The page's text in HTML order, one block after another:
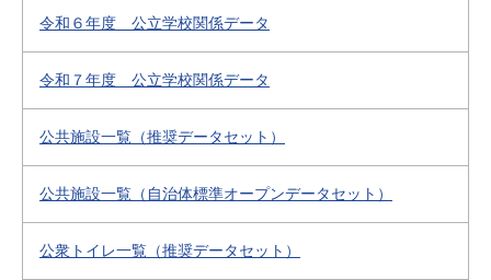
令和６年度 公立学校関係データ
令和７年度 公立学校関係データ
公共施設一覧（推奨データセット）
公共施設一覧（自治体標準オープンデータセット）
公衆トイレ一覧（推奨データセット）